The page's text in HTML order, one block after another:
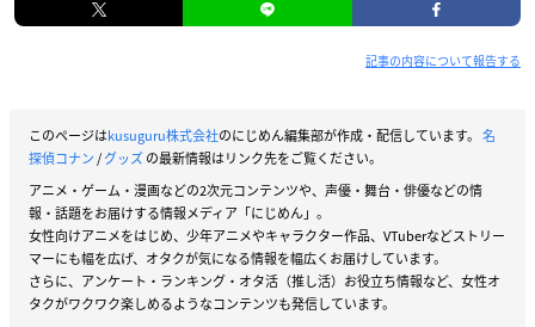
記事の内容について報告する
このページはkusuguru株式会社のにじめん編集部が作成・配信しています。 名
探偵コナン/グッズの最新情報はリンク先をご覧ください。
アニメ・ゲーム・漫画などの2次元コンテンツや、声優・舞台・俳優などの情
報・話題をお届けする情報メディア「にじめん」。
女性向けアニメをはじめ、少年アニメやキャラクター作品、VTuberなどストリー
マーにも幅を広げ、オタクが気になる情報を幅広くお届けしています。
さらに、アンケート・ランキング・オタ活（推し活）お役立ち情報など、女性オ
タクがワクワク楽しめるようなコンテンツも発信しています。